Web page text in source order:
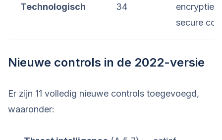
Technologisch 34
encryptie,
secure
Nieuwe controls in de 2022-versie
Er zijn 11 volledig nieuwe controls toegevoegd,
waaronder: